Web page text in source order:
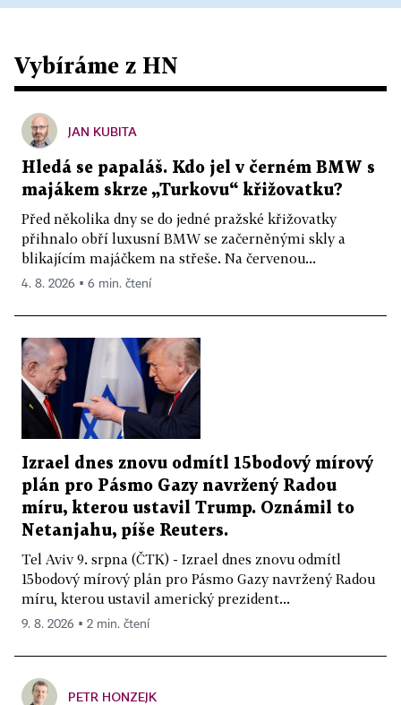
Vybíráme z HN
JAN KUBITA
Hledá se papaláš. Kdo jel v černém BMW s
majákem skrze „Turkovu“ křižovatku?
Před několika dny se do jedné pražské křižovatky
přihnalo obří luxusní BMW se začerněnými skly a
blikajícím majáčkem na střeše. Na červenou...
4. 8. 2026 ▪ 6 min. čtení
Izrael dnes znovu odmítl 15bodový mírový
plán pro Pásmo Gazy navržený Radou
míru, kterou ustavil Trump. Oznámil to
Netanjahu, píše Reuters.
Tel Aviv 9. srpna (ČTK) - Izrael dnes znovu odmítl
15bodový mírový plán pro Pásmo Gazy navržený Radou
míru, kterou ustavil americký prezident...
9. 8. 2026 ▪ 2 min. čtení
PETR HONZEJK